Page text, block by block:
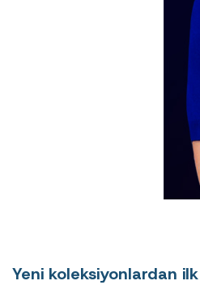
Yeni koleksiyonlardan